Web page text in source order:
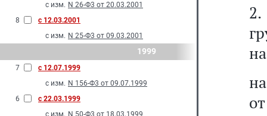
с изм. N 26-Ф3 от 20.03.2001
8
с 12.03.2001
с изм. N 25-Ф3 от 09.03.2001
1999
7
с 12.07.1999
с изм. N 156-Ф3 от 09.07.1999
6
с 22.03.1999
с изм. N 50-Ф3 от 18.03.1999